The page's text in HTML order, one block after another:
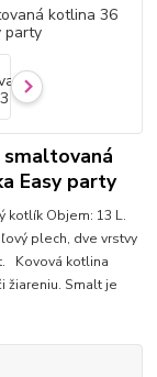
Easy party
kotlík Objem: 13 L.
plech, dve vrstvy
Kovová kotlina
žiareniu. Smalt je